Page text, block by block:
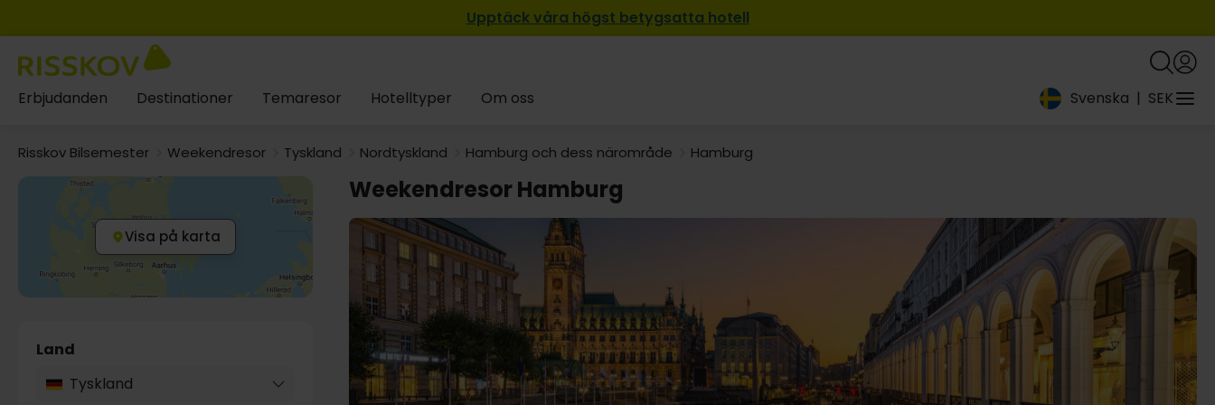
Upptäck våra högst betygsatta hotell
Erbjudanden Destinationer Temaresor Hotelltyper Om oss Svenska | SEK
Risskov Bilsemester Weekendresor Tyskland Nordtyskland Hamburg och dess närområde Hamburg
Visa på karta
Land
Tyskland
Weekendresor Hamburg